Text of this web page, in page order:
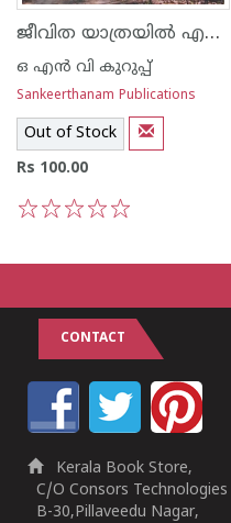
ജീവിത യാത്രയില്‍ എനിക്കൊപ്പം
ഒ എന്‍ വി കുറുപ്പ്‌
Sankeerthanam Publications
Out of Stock
Rs 100.00
CONTACT
Kerala Book Store,
C/O Consors
B-30,Pillaveedu Nagar,